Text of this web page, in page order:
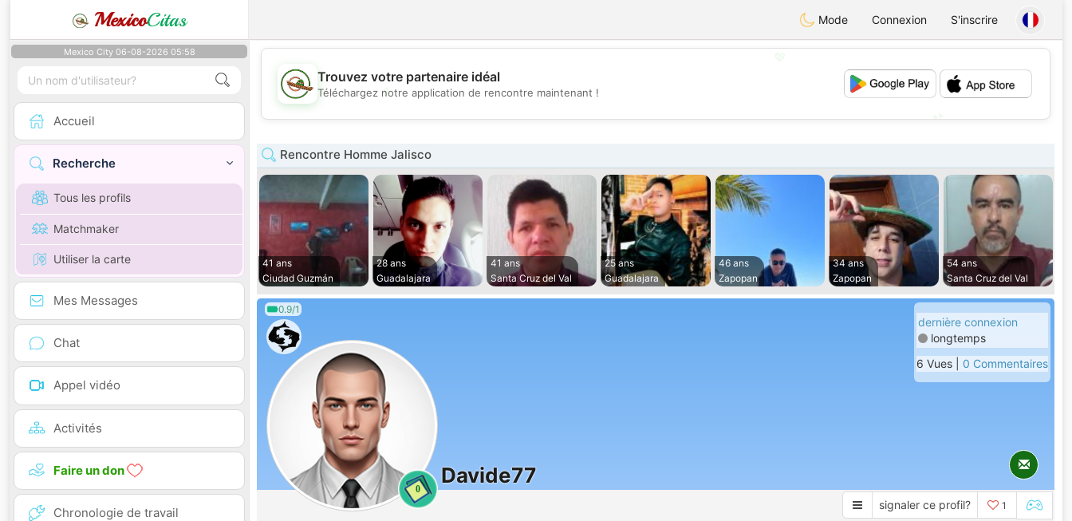
MexicoCitas Mode Connexion S'inscrire
Mexico City 06-08-2026 05:58
Accueil
Recherche
Tous les profils
Matchmaker
Utiliser la carte
Mes Messages
Chat
Appel vidéo
Activités
Faire un don
Chronologie de travail
💖
💕
Trouvez votre partenaire idéal
Téléchargez notre application de rencontre maintenant !
Rencontre Homme Jalisco
41 ans
Ciudad Guzmán
28 ans
Guadalajara
41 ans
Santa Cruz del Val
25 ans
Guadalajara
46 ans
Zapopan
34 ans
Zapopan
54 ans
Santa Cruz del Val
0.9/1
0
Davide77
dernière connexion
longtemps
6 Vues | 0 Commentaires
signaler ce profil? 1